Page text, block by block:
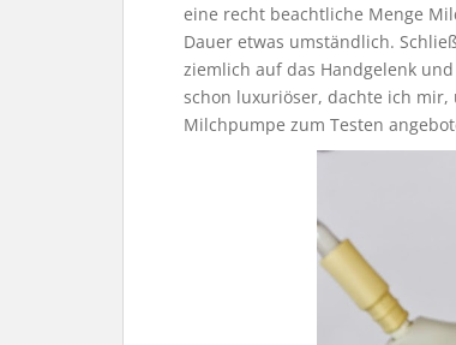
eine recht beachtliche Menge
Dauer etwas umständlich.
ziemlich auf das Handgelenk
schon luxuriöser, dachte ich
Milchpumpe zum Testen